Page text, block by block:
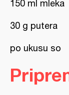
150 ml mleka
30 g putera
po ukusu so